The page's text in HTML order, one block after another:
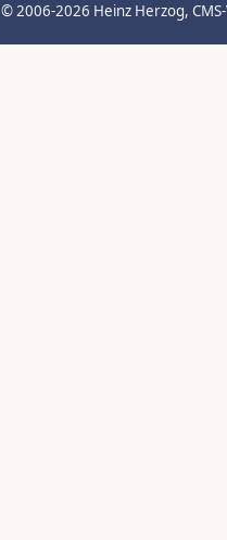
© 2006-2026 Heinz Herzog,